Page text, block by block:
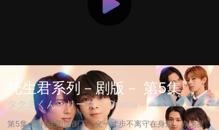
托生君系列－剧版－ 第5集
タクミくんシリーズ －Drama－
第5集: 当托生因病倒下，义一寸步不离守在身边，赤池提